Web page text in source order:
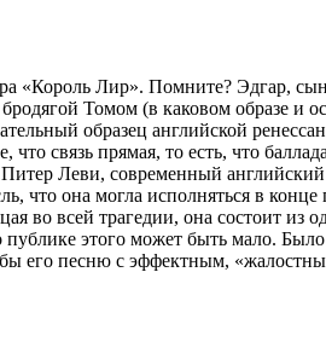
«Король Лир». Помните? Эдгар,
Томом (в каковом образе и
образец английской
связь прямая, то есть, что
Леви, современный
она могла исполняться в конце
во всей трагедии, она состоит
этого может быть мало.
его песню с эффектным,